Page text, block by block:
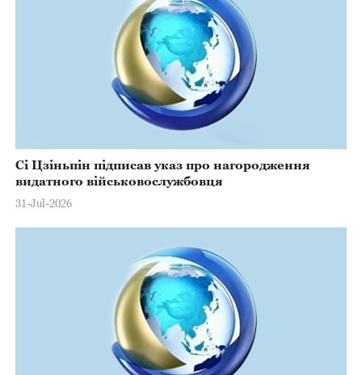
Сі Цзіньпін підписав указ про нагородження
видатного військовослужбовця
31-Jul-2026